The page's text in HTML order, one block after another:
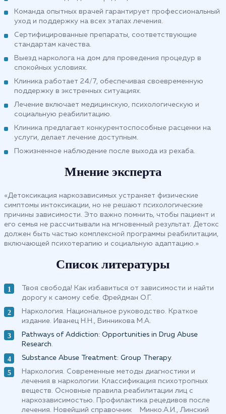
Команда опытных врачей гарантирует профессиональный
уход и поддержку на всех этапах лечения.
Сертифицированные препараты, соответствующие
стандартам качества.
Выезд нарколога на дом для проведения процедур в
спокойных условиях.
Клиника работает 24/7, обеспечивая своевременную
поддержку в экстренных ситуациях.
Лечение включает медицинскую, психологическую и
социальную реабилитацию.
Клиника предлагает конкурентоспособные расценки на
услуги, делает лечение доступным.
Пожизненное наблюдение после выхода из рехаба.
Мнение эксперта
«Детоксикация наркозависимых устраняет физические
симптомы интоксикации, но не решают психологические
причины зависимости. Это важно помнить, чтобы пациент и
его семья не рассчитывали на мгновенный результат. Детокс
должен быть частью комплексной программы реабилитации,
включающей психотерапию и социальную адаптацию.»
Список литературы
Твоя свобода! Как избавиться от зависимости и найти
дорогу к самому себе. Фрейдман О.Г.
Наркология. Национальное руководство. Краткое
издание. Иванец Н.Н., Винникова М.А.
Pathways of Addiction: Opportunities in Drug Abuse
Research.
Substance Abuse Treatment: Group Therapy.
Наркология. Современные методы диагностики и
лечения в наркологии. Классификация психотропных
веществ. Основные правила реабилитации лиц с
наркозависимостью. Профилактика рецедивов после
лечения. Новейший справочник Минко.А.И., Линский